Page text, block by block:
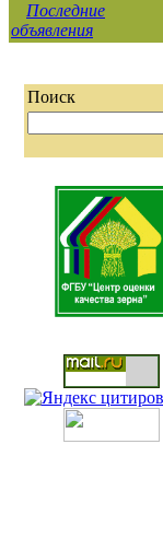
Последние
объявления
Поиск